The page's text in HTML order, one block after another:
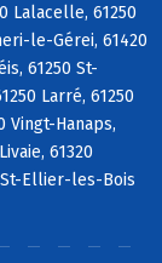
Lalacelle, 61250
le-Gérei, 61420
61250 St-
Larré, 61250
Vingt-Hanaps,
61320
St-Ellier-les-Bois